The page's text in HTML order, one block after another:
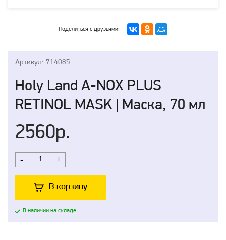
Поделиться с друзьями:
Артикул: 714085
Holy Land A-NOX PLUS
RETINOL MASK | Маска, 70 мл
2560р.
- +
В корзину
В наличии на складе